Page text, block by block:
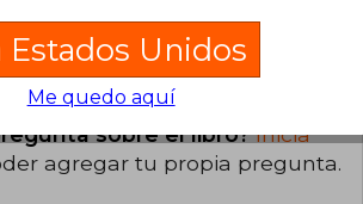
respuestas sobre el libro
sobre el libro?Inicia
agregar tu propia pregunta.
Estados Unidos
Me quedo aquí